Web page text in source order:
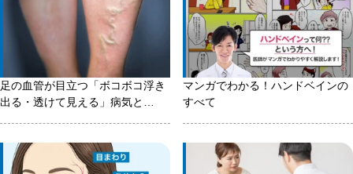
足の血管が目立つ「ボコボコ浮き
出る・透けて見える」病気と
マンガでわかる！ハンドベインの
すべて